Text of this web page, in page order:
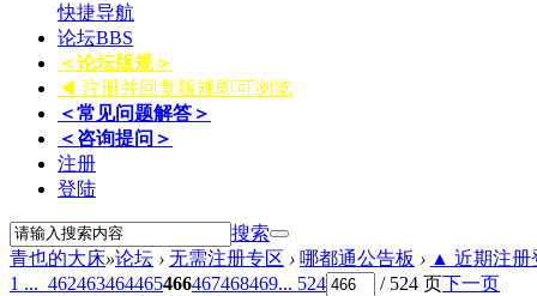
快捷导航
论坛BBS
＜论坛版规＞
◀ 注册并回复版规即可浏览
＜常见问题解答＞
＜咨询提问＞
注册
登陆
搜索
青也的大床»论坛 › 无需注册专区 › 哪都通公告板 › ▲ 近期注册
1 ... 462463464465466467468469... 524 / 524 页下一页